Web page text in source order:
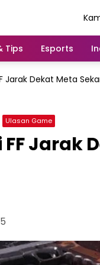
Tips Esports
Jarak Dekat Meta
Ulasan Game
Jarak